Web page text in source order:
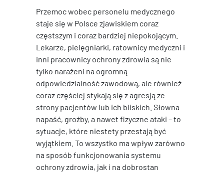
Przemoc wobec personelu medycznego
staje się w Polsce zjawiskiem coraz
częstszym i coraz bardziej niepokojącym.
Lekarze, pielęgniarki, ratownicy medyczni i
inni pracownicy ochrony zdrowia są nie
tylko narażeni na ogromną
odpowiedzialność zawodową, ale również
coraz częściej stykają się z agresją ze
strony pacjentów lub ich bliskich. Słowna
napaść, groźby, a nawet fizyczne ataki – to
sytuacje, które niestety przestają być
wyjątkiem. To wszystko ma wpływ zarówno
na sposób funkcjonowania systemu
ochrony zdrowia, jak i na dobrostan